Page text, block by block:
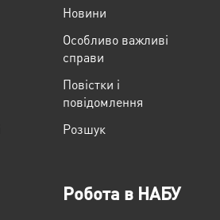
Новини
Особливо важливі
справи
Повістки і
повідомлення
Розшук
Робота в НАБУ